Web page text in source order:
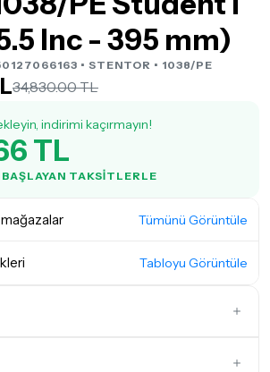
Inc - 395 mm)
• STENTOR • 1038/PE
34,830.00 TL
indirimi kaçırmayın!
TL
TAKSITLERLE
Tümünü Görüntüle
Tabloyu Görüntüle